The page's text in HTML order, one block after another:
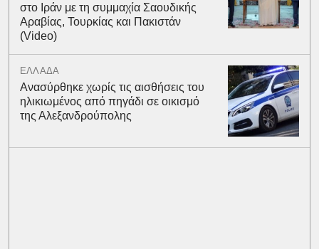
στο Ιράν με τη συμμαχία Σαουδικής
Αραβίας, Τουρκίας και Πακιστάν
(Video)
ΕΛΛΑΔΑ
Ανασύρθηκε χωρίς τις αισθήσεις του
ηλικιωμένος από πηγάδι σε οικισμό
της Αλεξανδρούπολης